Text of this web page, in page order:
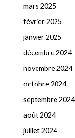
mars 2025
février 2025
janvier 2025
décembre 2024
novembre 2024
octobre 2024
septembre 2024
août 2024
juillet 2024